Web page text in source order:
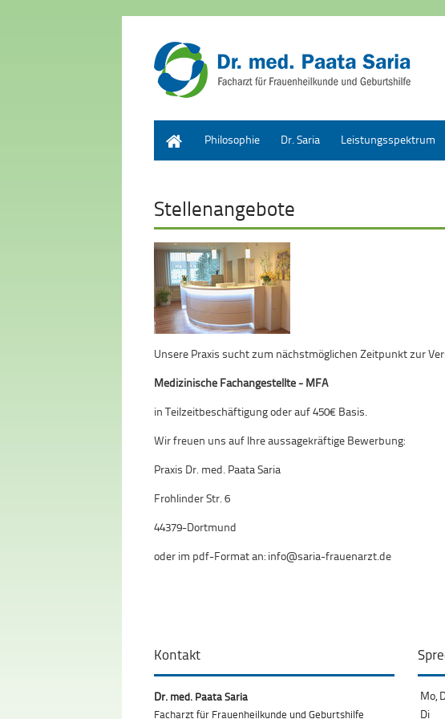
Philosophie Dr. Saria Leistungsspektrum
Stellenangebote
Unsere Praxis sucht zum nächstmöglichen Zeitpunkt zur
Medizinische Fachangestellte - MFA
in Teilzeitbeschäftigung oder auf 450€ Basis.
Wir freuen uns auf Ihre aussagekräftige Bewerbung:
Praxis Dr. med. Paata Saria
Frohlinder Str. 6
44379-Dortmund
oder im pdf-Format an: info@saria-frauenarzt.de
Kontakt
Dr. med. Paata Saria
Facharzt für Frauenheilkunde und Geburtshilfe
Mo,
Di